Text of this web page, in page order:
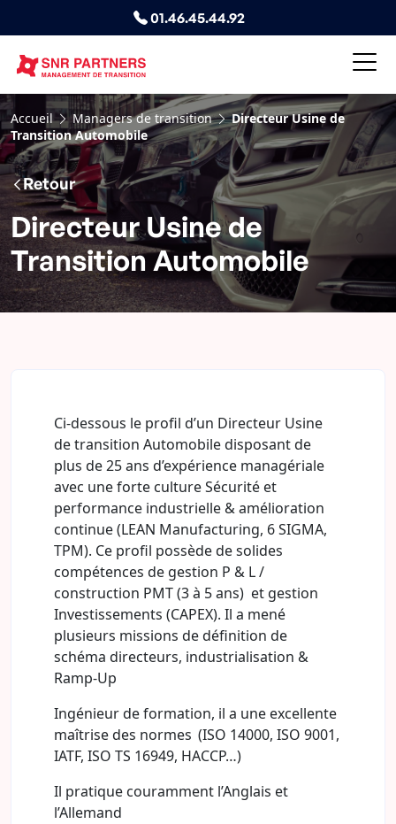
01.46.45.44.92
Accueil Managers de transition
Directeur Usine de
Transition Automobile
Retour
Directeur Usine de
Transition Automobile
Ci-dessous le profil d’un Directeur Usine
de transition Automobile disposant de
plus de 25 ans d’expérience managériale
avec une forte culture Sécurité et
performance industrielle & amélioration
continue (LEAN Manufacturing, 6 SIGMA,
TPM). Ce profil possède de solides
compétences de gestion P & L /
construction PMT (3 à 5 ans) et gestion
Investissements (CAPEX). Il a mené
plusieurs missions de définition de
schéma directeurs, industrialisation &
Ramp-Up
Ingénieur de formation, il a une excellente
maîtrise des normes (ISO 14000, ISO 9001,
IATF, ISO TS 16949, HACCP…)
Il pratique couramment l’Anglais et
l’Allemand